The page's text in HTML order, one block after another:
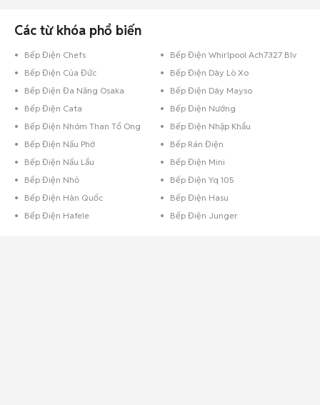
Các từ khóa phổ biến
Bếp Điện Chefs
Bếp Điện Whirlpool Ach7327 Blv
Bếp Điện Của Đức
Bếp Điện Dây Lò Xo
Bếp Điện Đa Năng Osaka
Bếp Điện Dây Mayso
Bếp Điện Cata
Bếp Điện Nướng
Bếp Điện Nhóm Than Tổ Ong
Bếp Điện Nhập Khẩu
Bếp Điện Nấu Phở
Bếp Rán Điện
Bếp Điện Nấu Lẩu
Bếp Điện Mini
Bếp Điện Nhỏ
Bếp Điện Yq 105
Bếp Điện Hàn Quốc
Bếp Điện Hasu
Bếp Điện Hafele
Bếp Điện Junger